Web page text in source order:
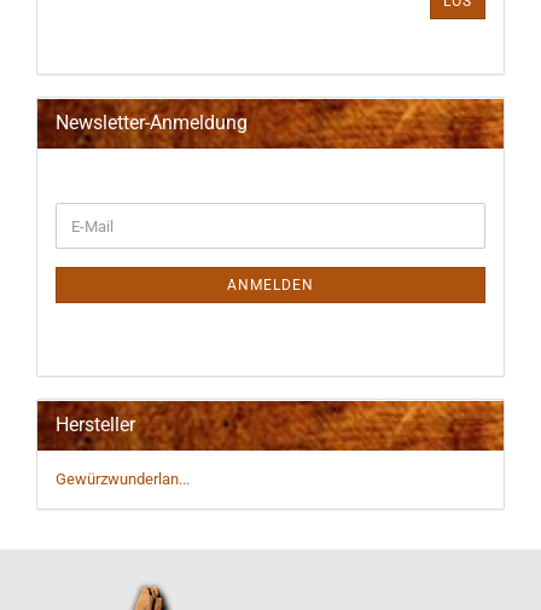
EIN.
Newsletter-Anmeldung
ZUR
E-
Mail
ANMELDEN
Hersteller
Gewürzwunderlan...